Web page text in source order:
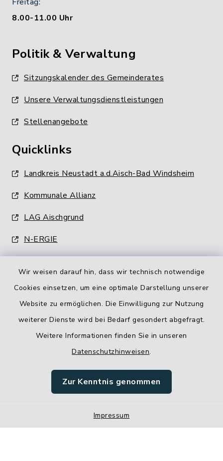
Wir weisen darauf hin, dass wir technisch notwendige
Cookies einsetzen, um eine optimale Darstellung unserer
Website zu ermöglichen. Die Einwilligung zur Nutzung
weiterer Dienste wird bei Bedarf gesondert abgefragt.
Weitere Informationen finden Sie in unseren
Datenschutzhinweisen.
Zur Kenntnis genommen
Impressum
8.00-11.00 Uhr
Politik & Verwaltung
Sitzungskalender des Gemeinderates
Unsere Verwaltungsdienstleistungen
Stellenangebote
Quicklinks
Landkreis Neustadt a.d.Aisch-Bad Windsheim
Kommunale Allianz
LAG Aischgrund
N-ERGIE
Barrierefreiheit
Impressum
Sitemap